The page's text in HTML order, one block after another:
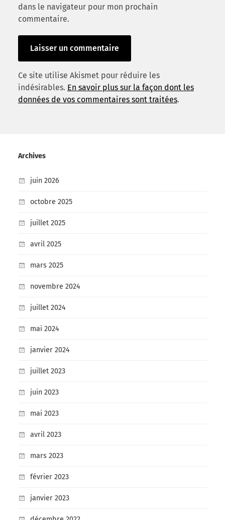
dans le navigateur pour mon prochain
commentaire.
Ce site utilise Akismet pour réduire les
indésirables. En savoir plus sur la façon dont les
données de vos commentaires sont traitées.
Archives
juin 2026
octobre 2025
juillet 2025
avril 2025
mars 2025
novembre 2024
juillet 2024
mai 2024
janvier 2024
juillet 2023
juin 2023
mai 2023
avril 2023
mars 2023
février 2023
janvier 2023